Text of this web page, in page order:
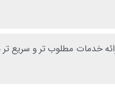
خدمات مطلوب تر و سریع